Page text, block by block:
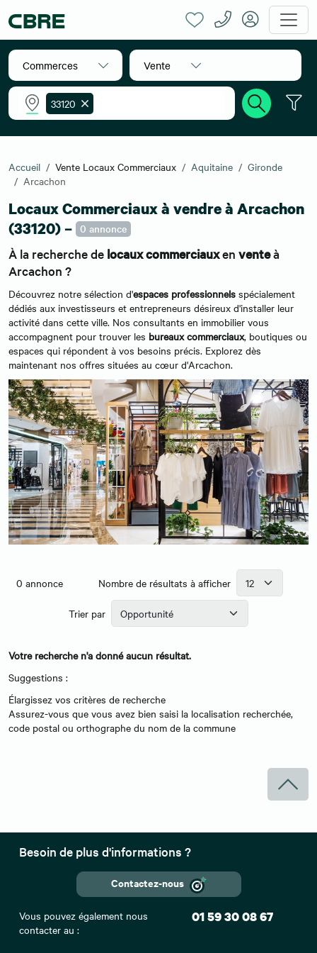
Commerces Vente
33120
Accueil Vente Locaux Commerciaux Aquitaine
Gironde
Arcachon
Locaux Commerciaux à vendre à Arcachon
(33120) – 0 annonce
À la recherche de locaux commerciauxen venteà
Arcachon ?
Découvrez notre sélection d'espaces professionnels spécialement
dédiés aux investisseurs et entrepreneurs désireux d'installer leur
activité dans cette ville. Nos consultants en immobilier vous
accompagnent pour trouver les bureaux commerciaux, boutiques ou
espaces qui répondent à vos besoins précis. Explorez dès
maintenant nos offres situées au cœur d'Arcachon.
0 annonce Nombre de résultats à afficher
Trier par
Votre recherche n'a donné aucun résultat.
Suggestions :
Élargissez vos critères de recherche
Assurez-vous que vous avez bien saisi la localisation recherchée,
code postal ou orthographe du nom de la commune
Besoin de plus d'informations ?
Contactez-nous
Vous pouvez également nous
contacter au :
01 59 30 08 67